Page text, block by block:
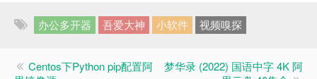
办公多开器 吾爱大神 小软件 视频嗅探
Centos下Python pip配置阿
梦华录 (2022) 国语中字 4K 阿